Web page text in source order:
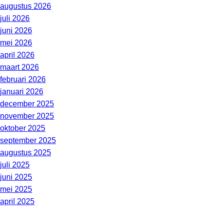
augustus 2026
juli 2026
juni 2026
mei 2026
april 2026
maart 2026
februari 2026
januari 2026
december 2025
november 2025
oktober 2025
september 2025
augustus 2025
juli 2025
juni 2025
mei 2025
april 2025